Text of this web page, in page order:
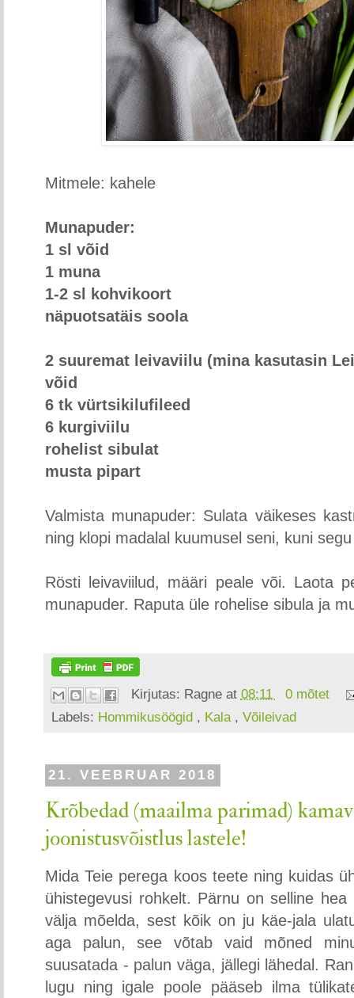
Mitmele: kahele
Munapuder:
1 sl võid
1 muna
1-2 sl kohvikoort
näpuotsatäis soola
2 suuremat leivaviilu (mina kasutasin
võid
6 tk vürtsikilufileed
6 kurgiviilu
rohelist sibulat
musta pipart
Valmista munapuder: Sulata väikeses
ning klopi madalal kuumusel seni, kuni
Rösti leivaviilud, määri peale või. Laota
munapuder. Raputa üle rohelise sibula ja
Kirjutas: Ragne at 08:11
0 mõtet
Labels: Hommikusöögid , Kala , Võileivad
21. VEEBRUAR 2018
Krõbedad (maailma parimad)
joonistusvõistlus lastele!
Mida Teie perega koos teete ning kuidas
ühistegevusi rohkelt. Pärnu on selline
välja mõelda, sest kõik on ju käe-jala
aga palun, see võtab vaid mõned
suusatada - palun väga, jällegi lähedal.
lugu ning igale poole pääseb ilma